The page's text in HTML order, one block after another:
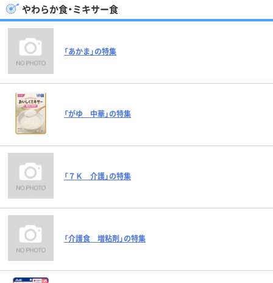
やわらか食・ミキサー食
「あかま」の特集
「がゆ 中華」の特集
「７Ｋ 介護」の特集
「介護食 増粘剤」の特集